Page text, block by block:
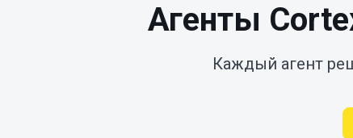
Агенты
Каждый агент